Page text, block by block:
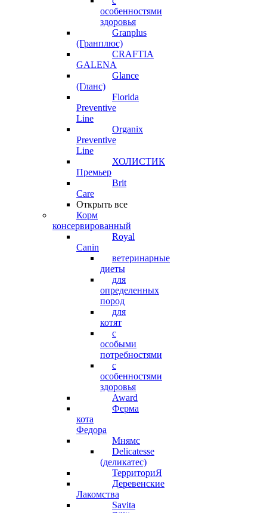
особенностями
здоровья
Granplus
(Гранплюс)
CRAFTIA
GALENA
Glance
(Гланс)
Florida
Preventive
Line
Organix
Preventive
Line
ХОЛИСТИК
Премьер
Brit
Care
Открыть все
Корм
консервированный
Royal
Canin
ветеринарные
диеты
для
определенных
пород
для
котят
с
особыми
потребностями
с
особенностями
здоровья
Award
Ферма
кота
Федора
Мнямс
Delicatesse
(деликатес)
ТерриториЯ
Деревенские
Лакомства
Savita